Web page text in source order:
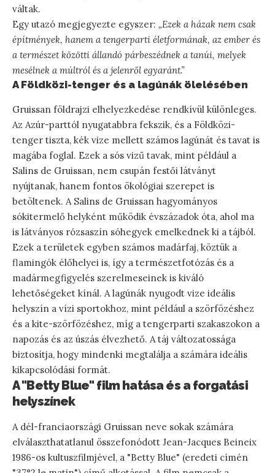
váltak.
Egy utazó megjegyezte egyszer: „Ezek a házak nem csak
építmények, hanem a tengerparti életformának, az ember és
a természet közötti állandó párbeszédnek a tanúi, melyek
mesélnek a múltról és a jelenről egyaránt.”
A Földközi-tenger és a lagúnák ölelésében
Gruissan földrajzi elhelyezkedése rendkívül különleges.
Az Azúr-parttól nyugatabbra fekszik, és a Földközi-
tenger tiszta, kék vize mellett számos lagúnát és tavat is
magába foglal. Ezek a sós vizű tavak, mint például a
Salins de Gruissan, nem csupán festői látványt
nyújtanak, hanem fontos ökológiai szerepet is
betöltenek. A Salins de Gruissan hagyományos
sókitermelő helyként működik évszázadok óta, ahol ma
is látványos rózsaszín sóhegyek emelkednek ki a tájból.
Ezek a területek egyben számos madárfaj, köztük a
flamingók élőhelyei is, így a természetfotózás és a
madármegfigyelés szerelmeseinek is kiváló
lehetőségeket kínál. A lagúnák nyugodt vize ideális
helyszín a vízi sportokhoz, mint például a szörfözéshez
és a kite-szörfözéshez, míg a tengerparti szakaszokon a
napozás és az úszás élvezhető. A táj változatossága
biztosítja, hogy mindenki megtalálja a számára ideális
kikapcsolódási formát.
A "Betty Blue" film hatása és a forgatási
helyszínek
A dél-franciaországi Gruissan neve sokak számára
elválaszthatatlanul összefonódott Jean-Jacques Beineix
1986-os kultuszfilmjével, a "Betty Blue" (eredeti címén